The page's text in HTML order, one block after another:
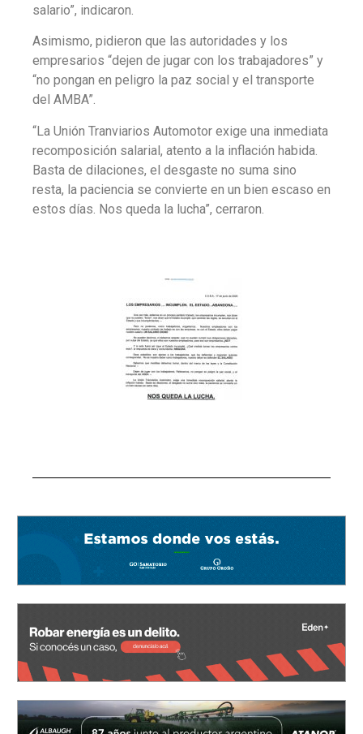
salario”, indicaron.
Asimismo, pidieron que las autoridades y los
empresarios “dejen de jugar con los trabajadores” y
“no pongan en peligro la paz social y el transporte
del AMBA”.
“La Unión Tranviarios Automotor exige una inmediata
recomposición salarial, atento a la inflación habida.
Basta de dilaciones, el desgaste no suma sino
resta, la paciencia se convierte en un bien escaso en
estos días. Nos queda la lucha”, cerraron.